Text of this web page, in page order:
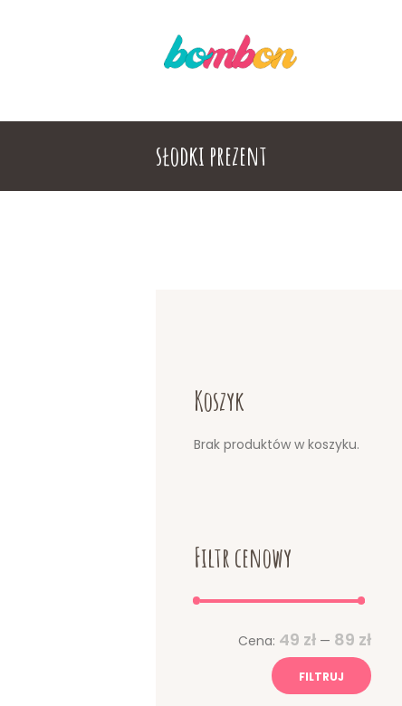
słodki prezent
Koszyk
Brak produktów w koszyku.
Filtr cenowy
FILTRUJ
Cena: 49 zł — 89 zł